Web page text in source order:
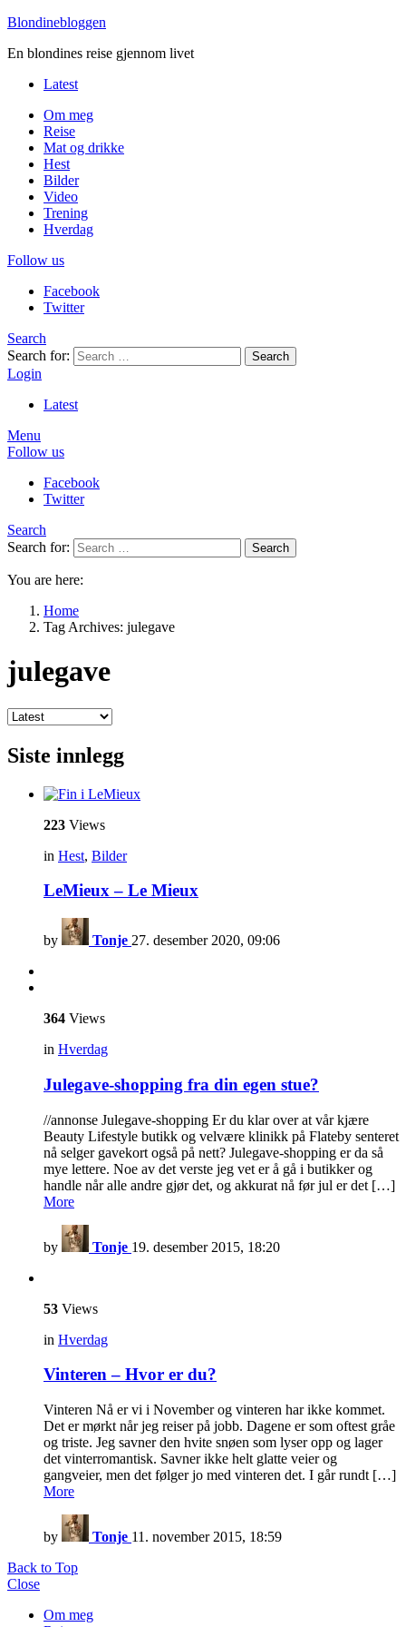
Blondinebloggen
En blondines reise gjennom livet
Latest
Om meg
Reise
Mat og drikke
Hest
Bilder
Video
Trening
Hverdag
Follow us
Facebook
Twitter
Search
Search for:
Search
Login
Latest
Menu
Follow us
Facebook
Twitter
Search
Search for:
Search
You are here:
Home
Tag Archives: julegave
julegave
Siste innlegg
223 Views
in Hest, Bilder
LeMieux – Le Mieux
by Tonje 27. desember 2020, 09:06
364 Views
in Hverdag
Julegave-shopping fra din egen stue?
//annonse Julegave-shopping Er du klar over at vår kjære
Beauty Lifestyle butikk og velvære klinikk på Flateby senteret
nå selger gavekort også på nett? Julegave-shopping er da så
mye lettere. Noe av det verste jeg vet er å gå i butikker og
handle når alle andre gjør det, og akkurat nå før jul er det […]
More
by Tonje 19. desember 2015, 18:20
53 Views
in Hverdag
Vinteren – Hvor er du?
Vinteren Nå er vi i November og vinteren har ikke kommet.
Det er mørkt når jeg reiser på jobb. Dagene er som oftest gråe
og triste. Jeg savner den hvite snøen som lyser opp og lager
det vinterromantisk. Savner ikke helt glatte veier og
gangveier, men det følger jo med vinteren det. I går rundt […]
More
by Tonje 11. november 2015, 18:59
Back to Top
Close
Om meg